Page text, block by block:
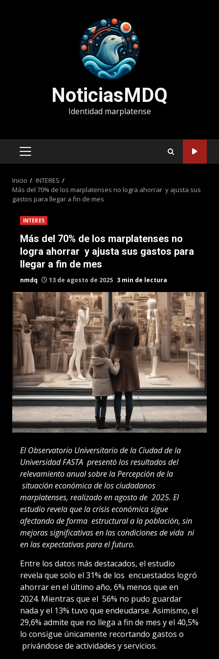
NoticiasMDQ
Identidad marplatense
MENÚ
Inicio
INTERES
Más del 70% de los marplatenses no logra ahorrar y ajusta sus
gastos para llegar a fin de mes
INTERES
Más del 70% de los marplatenses no
logra ahorrar y ajusta sus gastos para
llegar a fin de mes
nmdq 13 de agosto de 2025 3 min de lectura
El Observatorio Universitario de la Ciudad de la
Universidad FASTA presentó los resultados del
relevamiento anual sobre la Percepción de la
situación económica de los ciudadanos
marplatenses, realizado en agosto de 2025. El
estudio revela que la crisis económica sigue
afectando de forma estructural a la población, sin
mejoras significativas en las condiciones de vida ni
en las expectativas para el futuro.
Entre los datos más destacados, el estudio
revela que solo el 31% de los encuestados logró
ahorrar en el último año, 6% menos que en
2024. Mientras que el 56% no pudo guardar
nada y el 13% tuvo que endeudarse. Asimismo, el
29,6% admite que no llega a fin de mes y el 40,5%
lo consigue únicamente recortando gastos o
privándose de actividades y servicios.